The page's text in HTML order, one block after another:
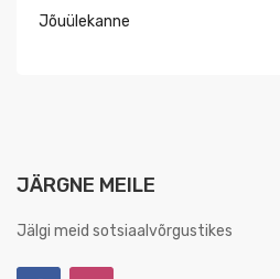
Jõuülekanne
JÄRGNE MEILE
Jälgi meid sotsiaalvõrgustikes